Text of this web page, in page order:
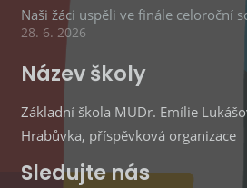
Naši žáci uspěli ve finále celoroční
28. 6. 2026
Název školy
Základní škola MUDr. Emílie
Hrabůvka, příspěvková organizace
Sledujte nás